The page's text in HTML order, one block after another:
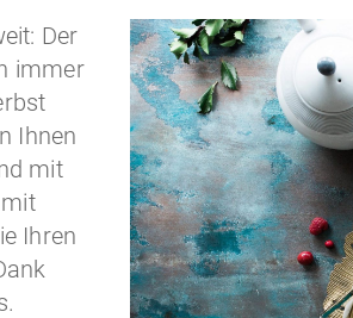
Der
immer
Ihnen
mit
Ihren